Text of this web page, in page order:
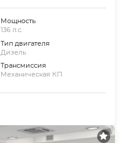
Мощность
136 л.с.
Тип двигателя
Дизель
Трансмиссия
Механическая КП